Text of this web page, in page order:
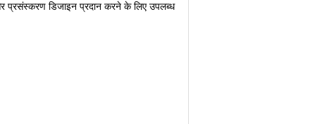
और प्रसंस्करण डिजाइन प्रदान करने के लिए उपलब्ध